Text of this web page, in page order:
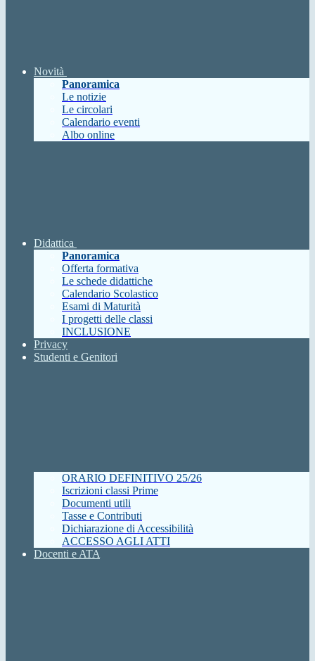
Novità
Panoramica
Le notizie
Le circolari
Calendario eventi
Albo online
Didattica
Panoramica
Offerta formativa
Le schede didattiche
Calendario Scolastico
Esami di Maturità
I progetti delle classi
INCLUSIONE
Privacy
Studenti e Genitori
ORARIO DEFINITIVO 25/26
Iscrizioni classi Prime
Documenti utili
Tasse e Contributi
Dichiarazione di Accessibilità
ACCESSO AGLI ATTI
Docenti e ATA